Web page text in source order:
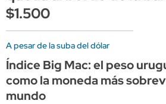
$1.500
A pesar de la suba del dólar
Índice Big Mac: el peso
como la moneda más
mundo